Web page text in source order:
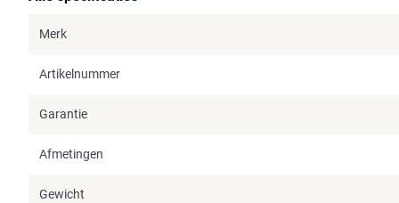
Merk
Artikelnummer
Garantie
Afmetingen
Gewicht